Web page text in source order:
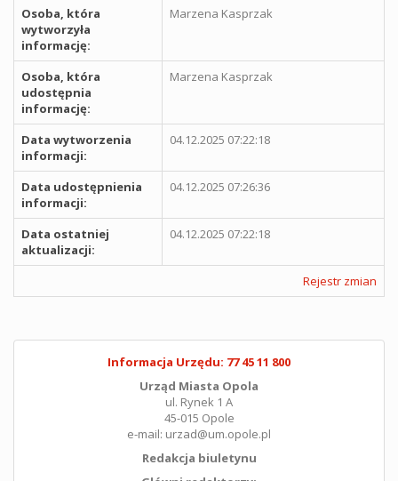
Osoba, która
wytworzyła
informację:
Marzena Kasprzak
Osoba, która
udostępnia
informację:
Marzena Kasprzak
Data wytworzenia
informacji:
04.12.2025 07:22:18
Data udostępnienia
informacji:
04.12.2025 07:26:36
Data ostatniej
aktualizacji:
04.12.2025 07:22:18
Rejestr zmian
Informacja Urzędu: 77 45 11 800
Urząd Miasta Opola
ul. Rynek 1 A
45-015 Opole
e-mail: urzad@um.opole.pl
Redakcja biuletynu